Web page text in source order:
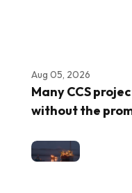
Aug 05, 2026
Many CCS
without the